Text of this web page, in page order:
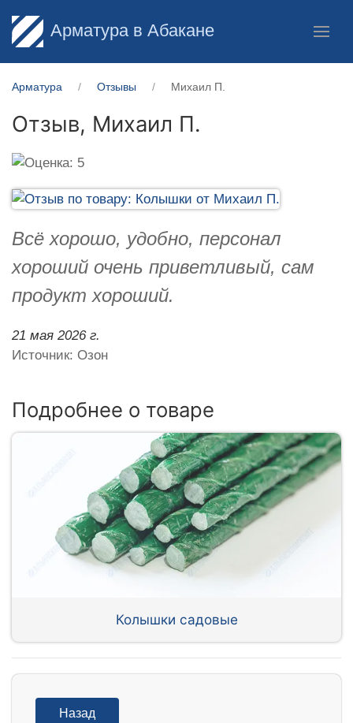
Арматура в Абакане
Арматура Отзывы Михаил П.
Отзыв, Михаил П.
Всё хорошо, удобно, персонал
хороший очень приветливый, сам
продукт хороший.
21 мая 2026 г.
Источник: Озон
Подробнее о товаре
Колышки садовые
Назад